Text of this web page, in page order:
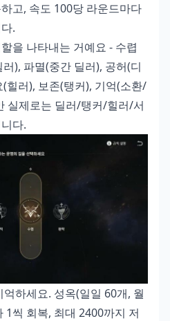
고, 속도 100당 라운드마다
.
을 나타내는 거예요 - 수렵
), 파멸(중간 딜러), 공허(디
힐러), 보존(탱커), 기억(소환/
실제로는 딜러/탱커/힐러/서
다.
하세요. 성옥(일일 60개, 월
1씩 회복, 최대 2400까지 저